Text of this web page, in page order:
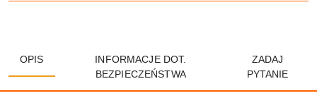
OPIS
INFORMACJE DOT.
BEZPIECZEŃSTWA
ZADAJ
PYTANIE